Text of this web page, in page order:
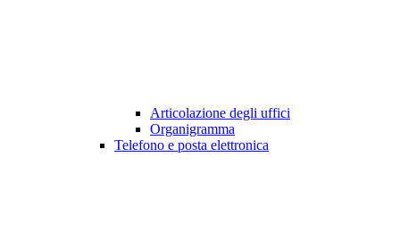
Articolazione degli uffici
Organigramma
Telefono e posta elettronica